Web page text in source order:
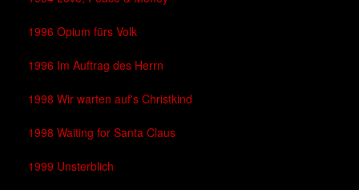
1996 Opium fürs Volk
1996 Im Auftrag des Herrn
1998 Wir warten auf's Christkind
1998 Waiting for Santa Claus
1999 Unsterblich